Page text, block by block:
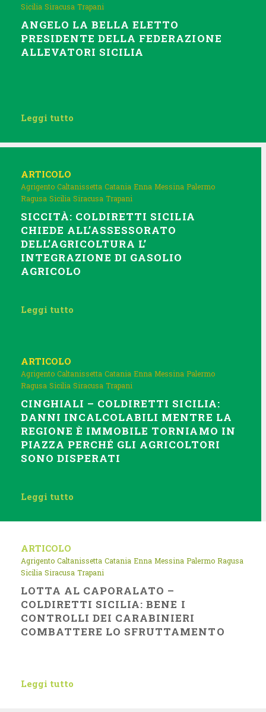
Sicilia Siracusa Trapani
ANGELO LA BELLA ELETTO
PRESIDENTE DELLA FEDERAZIONE
ALLEVATORI SICILIA
Leggi tutto
ARTICOLO
Agrigento Caltanissetta Catania Enna Messina Palermo
Ragusa Sicilia Siracusa Trapani
SICCITÀ: COLDIRETTI SICILIA
CHIEDE ALL’ASSESSORATO
DELL’AGRICOLTURA L’
INTEGRAZIONE DI GASOLIO
AGRICOLO
Leggi tutto
ARTICOLO
Agrigento Caltanissetta Catania Enna Messina Palermo
Ragusa Sicilia Siracusa Trapani
CINGHIALI – COLDIRETTI SICILIA:
DANNI INCALCOLABILI MENTRE LA
REGIONE È IMMOBILE TORNIAMO IN
PIAZZA PERCHÉ GLI AGRICOLTORI
SONO DISPERATI
Leggi tutto
ARTICOLO
Agrigento Caltanissetta Catania Enna Messina Palermo Ragusa
Sicilia Siracusa Trapani
LOTTA AL CAPORALATO –
COLDIRETTI SICILIA: BENE I
CONTROLLI DEI CARABINIERI
COMBATTERE LO SFRUTTAMENTO
Leggi tutto